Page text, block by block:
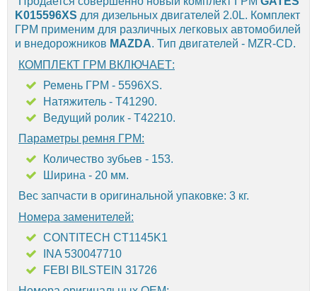
K015596XS для дизельных двигателей 2.0L. Комплект
ГРМ применим для различных легковых автомобилей
и внедорожников MAZDA. Тип двигателей - MZR-CD.
КОМПЛЕКТ ГРМ ВКЛЮЧАЕТ:
Ремень ГРМ - 5596XS.
Натяжитель - T41290.
Ведущий ролик - T42210.
Параметры ремня ГРМ:
Количество зубьев - 153.
Ширина - 20 мм.
Вес запчасти в оригинальной упаковке: 3 кг.
Номера заменителей:
CONTITECH CT1145K1
INA 530047710
FEBI BILSTEIN 31726